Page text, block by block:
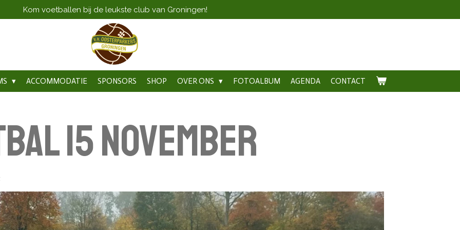
Kom voetballen bij de leukste club van Groningen!
ACCOMMODATIE SPONSORS SHOP OVER ONS FOTOALBUM AGENDA CONTACT
15 november